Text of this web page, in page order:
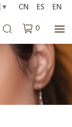
▼
0
CN ES EN